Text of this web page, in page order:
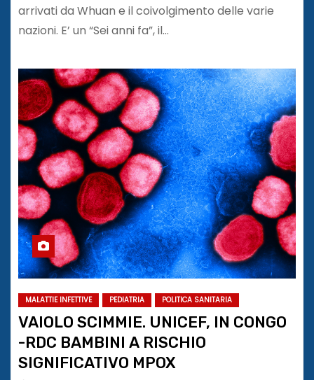
arrivati da Whuan e il coivolgimento delle varie
nazioni. E’ un “Sei anni fa”, il…
MALATTIE INFETTIVE PEDIATRIA POLITICA SANITARIA
VAIOLO SCIMMIE. UNICEF, IN CONGO
-RDC BAMBINI A RISCHIO
SIGNIFICATIVO MPOX